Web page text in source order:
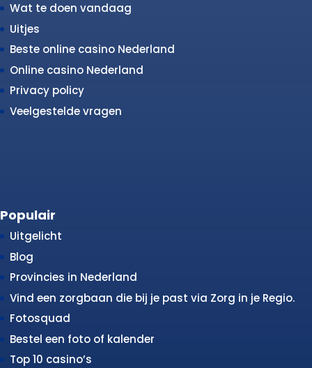
Wat te doen vandaag
Uitjes
Beste online casino Nederland
Online casino Nederland
Privacy policy
Veelgestelde vragen
Populair
Uitgelicht
Blog
Provincies in Nederland
Vind een zorgbaan die bij je past via Zorg in je Regio.
Fotosquad
Bestel een foto of kalender
Top 10 casino’s